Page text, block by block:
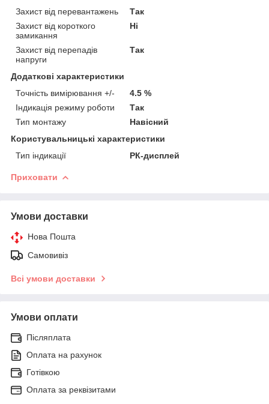
Захист від перевантажень
Так
Захист від короткого
замикання
Ні
Захист від перепадів
напруги
Так
Додаткові характеристики
Точність вимірювання +/-
4.5 %
Індикація режиму роботи
Так
Тип монтажу
Навісний
Користувальницькі характеристики
Тип індикації
РК-дисплей
Приховати
Умови доставки
Нова Пошта
Самовивіз
Всі умови доставки
Умови оплати
Післяплата
Оплата на рахунок
Готівкою
Оплата за реквізитами